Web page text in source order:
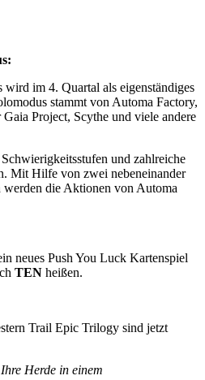
im 4. Quartal als eigenständiges
stammt von Automa Factory,
Project, Scythe und viele andere
und zahlreiche
Mit Hilfe von zwei nebeneinander
werden die Aktionen von Automa
neues Push You Luck Kartenspiel
TEN heißen.
Trail Epic Trilogy sind jetzt
Herde in einem